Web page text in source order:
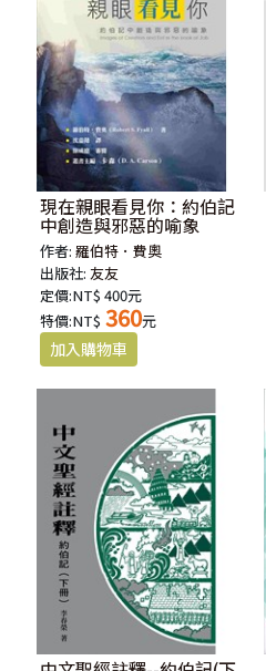
現在親眼看見你：約伯記
中創造與邪惡的喻象
作者:羅伯特．費奧
出版社:友友
定價:NT$ 400元
特價:NT$ 360元